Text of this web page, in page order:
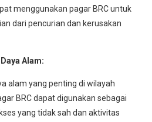
menggunakan pagar BRC untuk
dari pencurian dan kerusakan
Alam:
alam yang penting di wilayah
BRC dapat digunakan sebagai
yang tidak sah dan aktivitas